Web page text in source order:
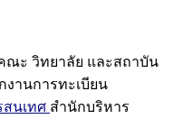
ณะ วิทยาลัย และสถาบัน
งานการทะเบียน
สนเทศ สำนักบริหาร